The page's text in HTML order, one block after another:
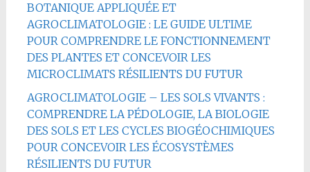
BOTANIQUE APPLIQUÉE ET
AGROCLIMATOLOGIE : LE GUIDE ULTIME
POUR COMPRENDRE LE FONCTIONNEMENT
DES PLANTES ET CONCEVOIR LES
MICROCLIMATS RÉSILIENTS DU FUTUR
AGROCLIMATOLOGIE – LES SOLS VIVANTS :
COMPRENDRE LA PÉDOLOGIE, LA BIOLOGIE
DES SOLS ET LES CYCLES BIOGÉOCHIMIQUES
POUR CONCEVOIR LES ÉCOSYSTÈMES
RÉSILIENTS DU FUTUR